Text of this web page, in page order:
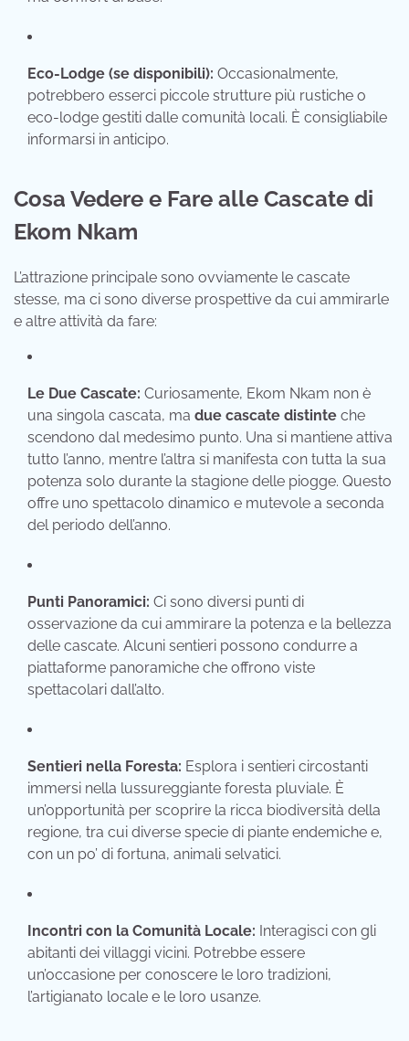
Eco-Lodge (se disponibili): Occasionalmente,
potrebbero esserci piccole strutture più rustiche o
eco-lodge gestiti dalle comunità locali. È consigliabile
informarsi in anticipo.
Cosa Vedere e Fare alle Cascate di
Ekom Nkam
L’attrazione principale sono ovviamente le cascate
stesse, ma ci sono diverse prospettive da cui ammirarle
e altre attività da fare:
Le Due Cascate: Curiosamente, Ekom Nkam non è
una singola cascata, ma due cascate distinte che
scendono dal medesimo punto. Una si mantiene attiva
tutto l’anno, mentre l’altra si manifesta con tutta la sua
potenza solo durante la stagione delle piogge. Questo
offre uno spettacolo dinamico e mutevole a seconda
del periodo dell’anno.
Punti Panoramici: Ci sono diversi punti di
osservazione da cui ammirare la potenza e la bellezza
delle cascate. Alcuni sentieri possono condurre a
piattaforme panoramiche che offrono viste
spettacolari dall’alto.
Sentieri nella Foresta: Esplora i sentieri circostanti
immersi nella lussureggiante foresta pluviale. È
un’opportunità per scoprire la ricca biodiversità della
regione, tra cui diverse specie di piante endemiche e,
con un po’ di fortuna, animali selvatici.
Incontri con la Comunità Locale: Interagisci con gli
abitanti dei villaggi vicini. Potrebbe essere
un’occasione per conoscere le loro tradizioni,
l’artigianato locale e le loro usanze.